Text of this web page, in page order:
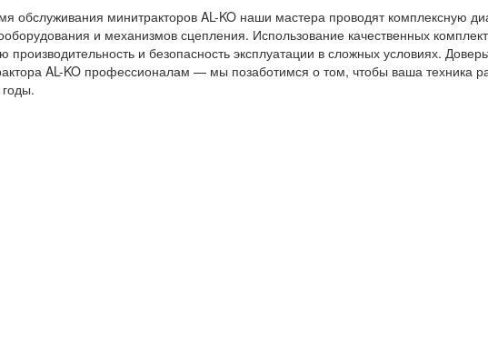
обслуживания минитракторов AL-KO наши мастера проводят комплексную
и механизмов сцепления. Использование качественных
производительность и безопасность эксплуатации в сложных условиях.
AL-KO профессионалам — мы позаботимся о том, чтобы ваша техника